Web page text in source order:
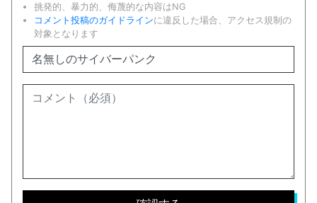
挑発的、暴力的、侮蔑的な内容はNG
コメント投稿のガイドラインに違反した場合、アクセス規制の
対象となります